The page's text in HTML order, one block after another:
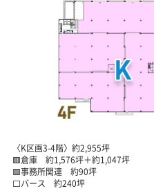
〈K区画3-4階〉約2,955坪
🟥倉庫 約1,576坪＋約1,047坪
🟩事務所関連 約90坪
⬜バース 約240坪